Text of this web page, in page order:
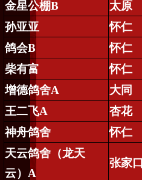
金星公棚B 太原
孙亚亚
怀仁
鸽会B 怀仁
柴有富
怀仁
增德鸽舍A 大同
王二飞A 杏花
神舟鸽舍
怀仁
天云鸽舍（龙天
云） A
张家口